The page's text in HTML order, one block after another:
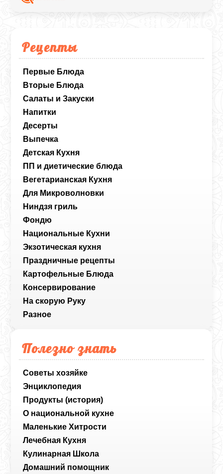
Рецепты
Первые Блюда
Вторые Блюда
Салаты и Закуски
Напитки
Десерты
Выпечка
Детская Кухня
ПП и диетические блюда
Вегетарианская Кухня
Для Микроволновки
Ниндзя гриль
Фондю
Национальные Кухни
Экзотическая кухня
Праздничные рецепты
Картофельные Блюда
Консервирование
На скорую Руку
Разное
Полезно знать
Советы хозяйке
Энциклопедия
Продукты (история)
О национальной кухне
Маленькие Хитрости
Лечебная Кухня
Кулинарная Школа
Домашний помощник